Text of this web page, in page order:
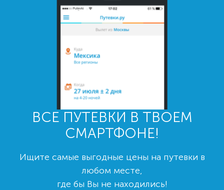
ВСЕ ПУТЕВКИ В ТВОЕМ
СМАРТФОНЕ!
Ищите самые выгодные цены на путевки в
любом месте,
где бы Вы не находились!